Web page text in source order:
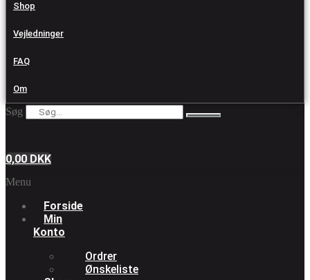
Shop
Vejledninger
FAQ
Om
Søg
0,00 DKK
Menu
Forside
Min
Konto
Ordrer
Ønskeliste